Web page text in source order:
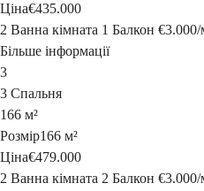
Ціна€435.000
2 Ванна кімната 1 Балкон €3.000/
Більше інформації
3
3 Спальня
166 м²
Розмір166 м²
Ціна€479.000
2 Ванна кімната 2 Балкон €3.000/